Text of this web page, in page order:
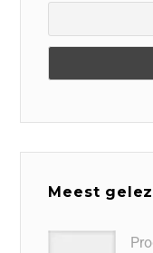
Meest